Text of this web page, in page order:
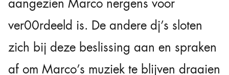
aangezien Marco nergens voor
ver00rdeeld is. De andere dj’s sloten
zich bij deze beslissing aan en spraken
af om Marco’s muziek te blijven draaien